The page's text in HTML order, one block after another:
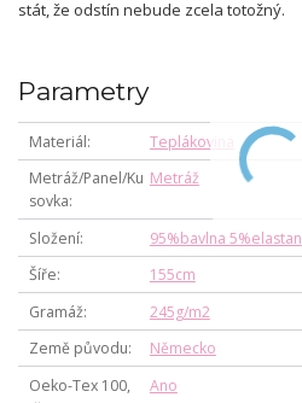
stát, že odstín nebude zcela totožný.
Parametry
Materiál
Teplákovina
Metráž/Panel/Ku
sovka
Metráž
Složení
95%bavlna 5%elastan
Šíře
155cm
Gramáž
245g/m2
Země původu
Německo
Oeko-Tex 100,
Ano